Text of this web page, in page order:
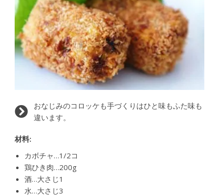
おなじみのコロッケも手づくりはひと味もふた味も
違います。
材料:
カボチャ…1/2コ
鶏ひき肉…200g
酒…大さじ1
水…大さじ3